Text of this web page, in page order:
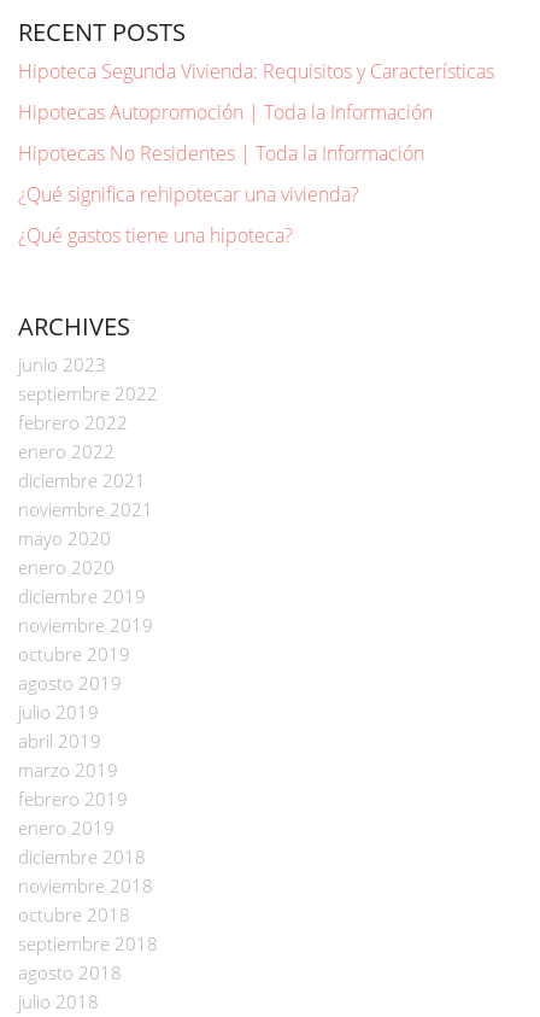
RECENT POSTS
Hipoteca Segunda Vivienda: Requisitos y Características
Hipotecas Autopromoción | Toda la Información
Hipotecas No Residentes | Toda la Información
¿Qué significa rehipotecar una vivienda?
¿Qué gastos tiene una hipoteca?
ARCHIVES
junio 2023
septiembre 2022
febrero 2022
enero 2022
diciembre 2021
noviembre 2021
mayo 2020
enero 2020
diciembre 2019
noviembre 2019
octubre 2019
agosto 2019
julio 2019
abril 2019
marzo 2019
febrero 2019
enero 2019
diciembre 2018
noviembre 2018
octubre 2018
septiembre 2018
agosto 2018
julio 2018